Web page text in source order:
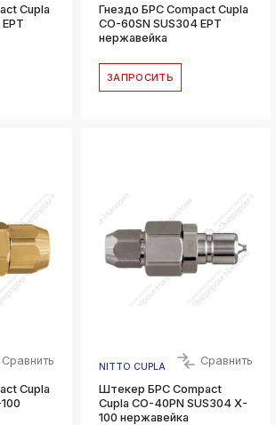
Cupla
Гнездо БРС Compact Cupla
CO-60SN SUS304 EPT
нержавейка
ЗАПРОСИТЬ
Сравнить
Cupla
NITTO CUPLA Сравнить
Штекер БРС Compact
Cupla CO-40PN SUS304 X-
100 нержавейка